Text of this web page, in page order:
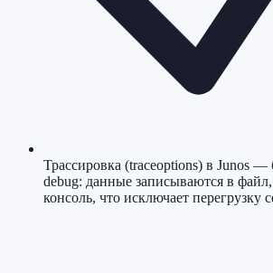
Трассировка (traceoptions) в Junos —
debug: данные записываются в
консоль, что исключает перегрузку